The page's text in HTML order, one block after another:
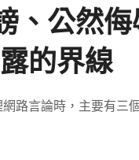
、公然
的界線
路言論時，主要有三